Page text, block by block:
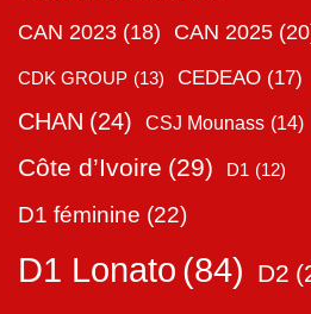
CAN 2023 (18) CAN 2025
CDK GROUP (13) CEDEAO (17)
CHAN (24) CSJ Mounass (14)
Côte d’Ivoire (29) D1 (12)
D1 féminine (22)
D1 Lonato (84) D2